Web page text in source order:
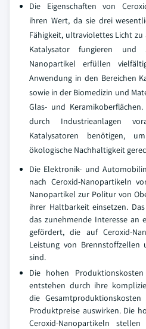
Die Eigenschaften von
ihren Wert, da sie drei
Fähigkeit, ultraviolettes Licht
Katalysator fungieren und
Nanopartikel erfüllen
Anwendung in den Bereichen
sowie in der Biomedizin und
Glas- und
durch Industrieanlagen
Katalysatoren benötigen,
ökologische Nachhaltigkeit
Die Elektronik- und
nach Ceroxid-Nanopartikeln
Nanopartikel zur Politur von
ihrer Haltbarkeit einsetzen.
das zunehmende Interesse an
gefördert, die auf Ceroxid-
Leistung von Brennstoffzellen
sind.
Die hohen
entstehen durch ihre
die
Produktpreise auswirken. Die
Ceroxid-Nanopartikeln